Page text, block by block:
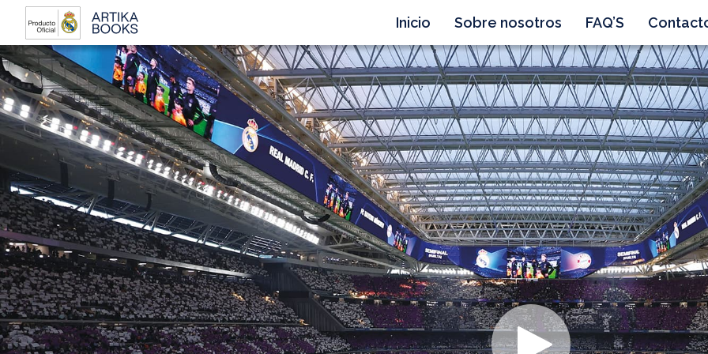
Inicio Sobre nosotros FAQ’S